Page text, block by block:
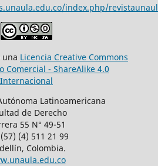
index.php/
una Licencia Creative Commons
Comercial - ShareAlike 4.0
Internacional
Latinoamericana
de Derecho
55 N° 49-51
(4) 511 21 99
Colombia.